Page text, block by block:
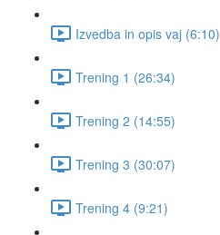
Izvedba in opis vaj (6:10)
Trening 1 (26:34)
Trening 2 (14:55)
Trening 3 (30:07)
Trening 4 (9:21)